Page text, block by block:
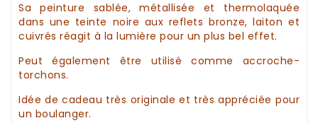
Sa peinture sablée, métallisée et thermolaquée
dans une teinte noire aux reflets bronze, laiton et
cuivrés réagit à la lumière pour un plus bel effet.
Peut également être utilisé comme accroche-
torchons.
Idée de cadeau très originale et très appréciée pour
un boulanger.